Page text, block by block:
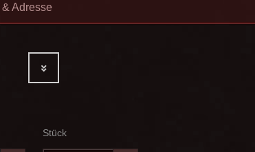
Adresse
Stück